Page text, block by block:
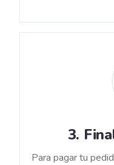
3.
Para pagar tu